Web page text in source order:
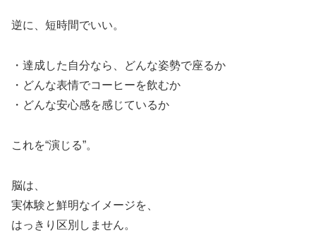
逆に、短時間でいい。
・達成した自分なら、どんな姿勢で座るか
・どんな表情でコーヒーを飲むか
・どんな安心感を感じているか
これを“演じる”。
脳は、
実体験と鮮明なイメージを、
はっきり区別しません。